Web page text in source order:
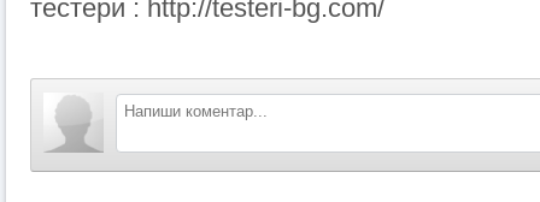
тестери : http://testeri-bg.com/